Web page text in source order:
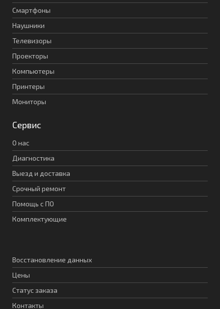
Смартфоны
Наушники
Телевизоры
Проекторы
Компьютеры
Принтеры
Мониторы
Сервис
О нас
Диагностика
Выезд и доставка
Срочный ремонт
Помощь с ПО
Комплектующие
Восстановление данных
Цены
Статус заказа
Контакты